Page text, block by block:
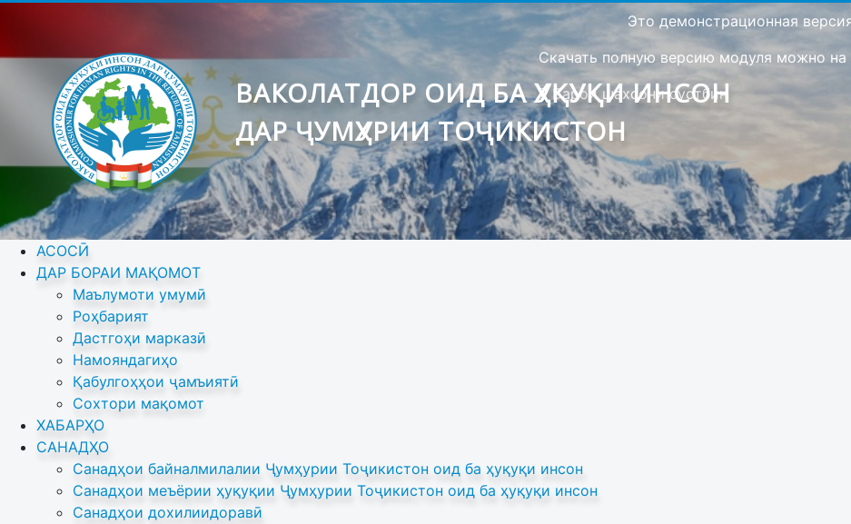
Это демонстрационная
Скачать полную версию модуля можно на
Барои шахсони сустбин
ВАКОЛАТДОР ОИД БА ҲУҚУҚИ ИНСОН
ДАР ҶУМҲУРИИ ТОҶИКИСТОН
АСОСӢ
ДАР БОРАИ МАҚОМОТ
Маълумоти умумӣ
Роҳбарият
Дастгоҳи марказӣ
Намояндагиҳо
Қабулгоҳҳои ҷамъиятӣ
Сохтори мақомот
ХАБАРҲО
САНАДҲО
Санадҳои байналмилалии Ҷумҳурии Тоҷикистон оид ба ҳуқуқи инсон
Санадҳои меъёрии ҳуқуқии Ҷумҳурии Тоҷикистон оид ба ҳуқуқи инсон
Санадҳои дохилиидоравӣ